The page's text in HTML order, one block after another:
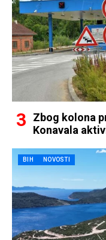
Zbog kolona
Konavala
BIH NOVOSTI